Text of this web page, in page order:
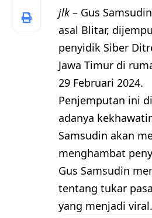
jlk– Gus
asal Blitar,
penyidik Siber
Jawa Timur di
29 Februari 2024.
Penjemputan ini
adanya
Samsudin akan
menghambat
Gus Samsudin
tentang tukar
yang menjadi viral.